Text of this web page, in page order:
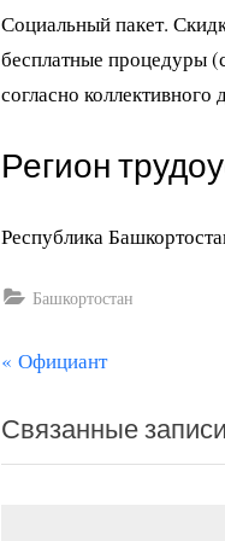
Социальный пакет.
бесплатные процедуры
согласно
Регион
Республика
Башкортостан
Навигация
записям
П
е
д
Официант
Связанные записи